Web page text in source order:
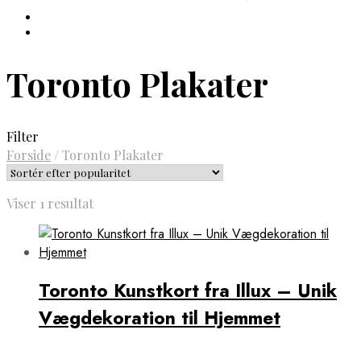
Toronto Plakater
Filter
Forside / Toronto Plakater
Viser 1 resultat
Toronto Kunstkort fra Illux – Unik
Vægdekoration til Hjemmet